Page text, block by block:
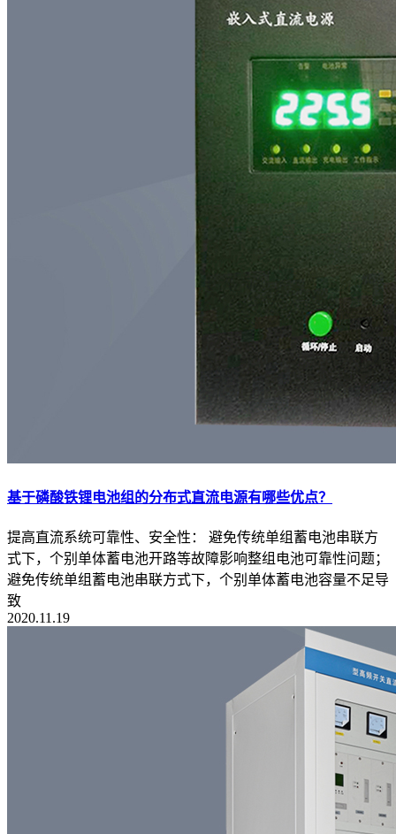
基于磷酸铁锂电池组的分布式直流电源有哪些优点？
提高直流系统可靠性、安全性： 避免传统单组蓄电池串联方
式下，个别单体蓄电池开路等故障影响整组电池可靠性问题；
避免传统单组蓄电池串联方式下，个别单体蓄电池容量不足导
致
2020.11.19